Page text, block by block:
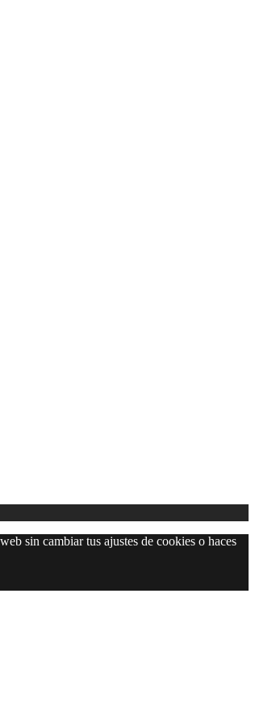
sin cambiar tus ajustes de cookies o haces